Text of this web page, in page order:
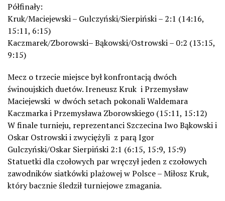
Półfinały:
Kruk/Maciejewski – Gulczyński/Sierpiński – 2:1 (14:16,
15:11, 6:15)
Kaczmarek/Zborowski– Bąkowski/Ostrowski – 0:2 (13:15,
9:15)
Mecz o trzecie miejsce był konfrontacją dwóch
świnoujskich duetów. Ireneusz Kruk i Przemysław
Maciejewski w dwóch setach pokonali Waldemara
Kaczmarka i Przemysława Zborowskiego (15:11, 15:12)
W finale turnieju, reprezentanci Szczecina Iwo Bąkowski i
Oskar Ostrowski i zwyciężyli z parą Igor
Gulczyński/Oskar Sierpiński 2:1 (6:15, 15:9, 15:9)
Statuetki dla czołowych par wręczył jeden z czołowych
zawodników siatkówki plażowej w Polsce – Miłosz Kruk,
który bacznie śledził turniejowe zmagania.